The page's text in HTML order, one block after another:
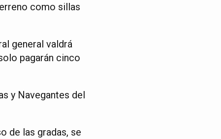
como sillas
general valdrá
pagarán cinco
y Navegantes del
de las gradas, se